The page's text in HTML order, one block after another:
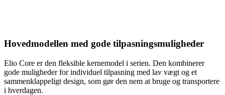
Hovedmodellen med gode tilpasningsmuligheder
Elio Core er den fleksible kernemodel i serien. Den kombinerer
gode muligheder for individuel tilpasning med lav vægt og et
sammenklappeligt design, som gør den nem at bruge og transportere
i hverdagen.